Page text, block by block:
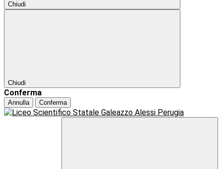
Chiudi
Chiudi
Conferma
Annulla Conferma